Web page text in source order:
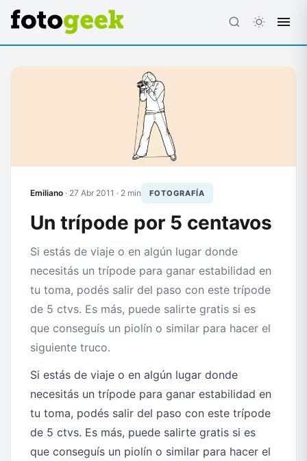
Emiliano · 27 Abr 2011 · 2 min FOTOGRAFÍA
Un trípode por 5 centavos
Si estás de viaje o en algún lugar donde
necesitás un trípode para ganar estabilidad en
tu toma, podés salir del paso con este trípode
de 5 ctvs. Es más, puede salirte gratis si es
que conseguís un piolín o similar para hacer el
siguiente truco.
Si estás de viaje o en algún lugar donde
necesitás un trípode para ganar estabilidad en
tu toma, podés salir del paso con este trípode
de 5 ctvs. Es más, puede salirte gratis si es
que conseguís un piolín o similar para hacer el